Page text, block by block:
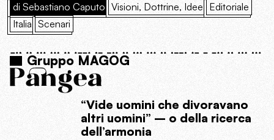
di Sebastiano Caputo Visioni, Dottrine, Idee Editoriale
Italia Scenari
Gruppo MAGOG
“Vide uomini che divoravano
altri uomini” – o della ricerca
dell’armonia